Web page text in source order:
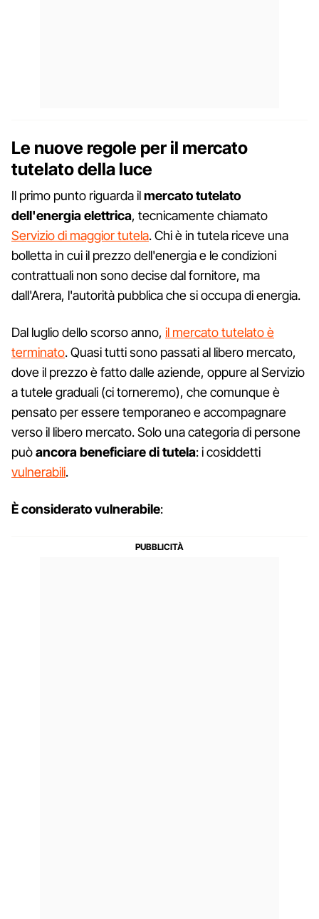
Le nuove regole per il mercato
tutelato della luce
Il primo punto riguarda ilmercato tutelato
dell'energia elettrica, tecnicamente chiamato
Servizio di maggior tutela. Chi è in tutela riceve una
bolletta in cui il prezzo dell'energia e le condizioni
contrattuali non sono decise dal fornitore, ma
dall'Arera, l'autorità pubblica che si occupa di energia.
Dal luglio dello scorso anno, il mercato tutelato è
terminato. Quasi tutti sono passati al libero mercato,
dove il prezzo è fatto dalle aziende, oppure al Servizio
a tutele graduali (ci torneremo), che comunque è
pensato per essere temporaneo e accompagnare
verso il libero mercato. Solo una categoria di persone
puòancora beneficiare di tutela: i cosiddetti
vulnerabili.
È considerato vulnerabile: